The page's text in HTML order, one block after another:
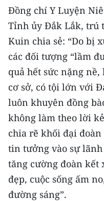
Đồng bằng sông Hồng
Bắc Trung Bộ
Duyên hải Nam Trung
Nguyên
Đông Nam Bộ
Đồng bằng sông Cửu
Chuyên trang Hà Nội
Chuyên trang TP. Hồ
CHUYÊN ĐỀ
Đồng chí Y Luyện
Tỉnh ủy Đắk Lắk, trú
Kuin chia sẻ: “Do bị
các đối tượng “lầm
quả hết sức nặng
cơ sở, có tội lớn với
luôn khuyên đồng
không làm theo lời
chia rẽ khối đại
tin tưởng vào sự
tăng cường đoàn kết
đẹp, cuộc sống ấm
đường sáng”.